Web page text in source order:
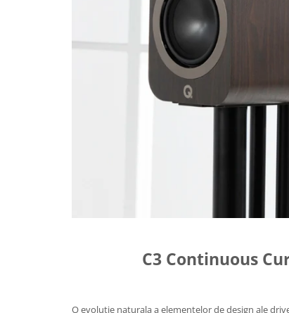
C3 Continuous
O evolutie naturala a elementelor de design ale